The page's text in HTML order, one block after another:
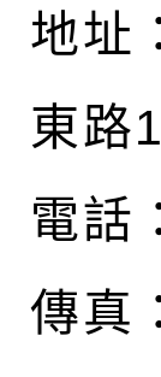
地址
東路
電話
傳真